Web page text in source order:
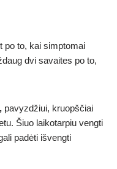
po to, kai simptomai
dvi savaites po to,
pavyzdžiui, kruopščiai
Šiuo laikotarpiu vengti
padėti išvengti